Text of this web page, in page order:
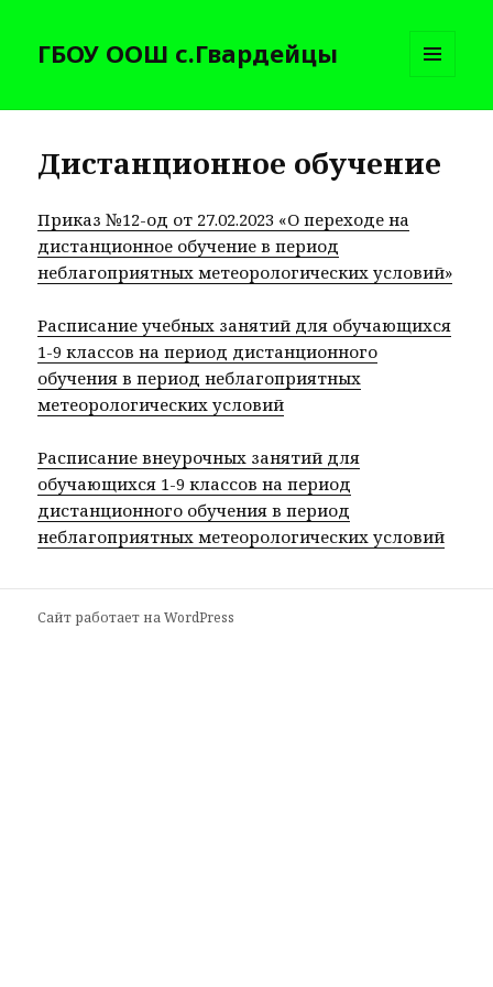
ГБОУ ООШ с.Гвардейцы
И
Дистанционное обучение
Приказ №12-од от 27.02.2023 «О переходе на
дистанционное обучение в период
неблагоприятных метеорологических условий»
Расписание учебных занятий для обучающихся
1-9 классов на период дистанционного
обучения в период неблагоприятных
метеорологических условий
Расписание внеурочных занятий для
обучающихся 1-9 классов на период
дистанционного обучения в период
неблагоприятных метеорологических условий
Сайт работает на WordPress